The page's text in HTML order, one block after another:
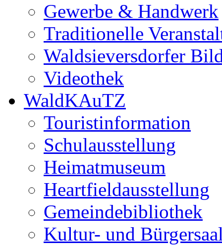
Gewerbe & Handwerk
Traditionelle
Waldsieversdorfer
Videothek
WaldKAuTZ
Touristinformation
Schulausstellung
Heimatmuseum
Heartfieldausstellung
Gemeindebibliothek
Kultur- und